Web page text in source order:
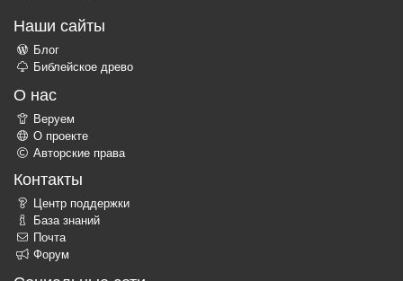
Наши сайты
Блог
Библейское древо
О нас
Веруем
О проекте
Авторские права
Контакты
Центр поддержки
База знаний
Почта
Форум